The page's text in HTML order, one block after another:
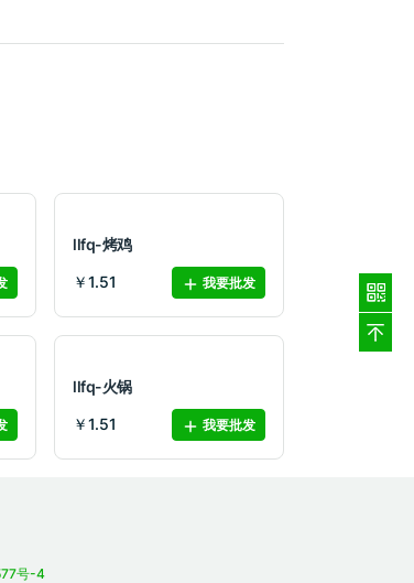
llfq-烤鸡
￥1.51 我要批发
llfq-火锅
￥1.51 我要批发
号-4